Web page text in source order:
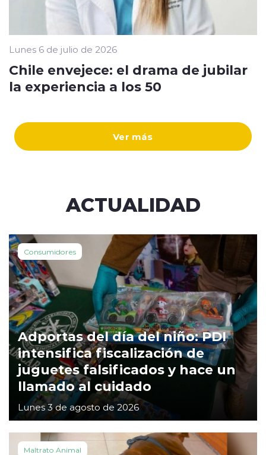
Ver más
Lunes 6 de julio de 2026
Chile envejece: el drama de jubilar
la experiencia a los 50
ACTUALIDAD
Consumidores
Adportas del día del niño: PDI
intensifica fiscalización de
juguetes falsificados y hace un
llamado al cuidado
Lunes 3 de agosto de 2026
Maltrato Animal